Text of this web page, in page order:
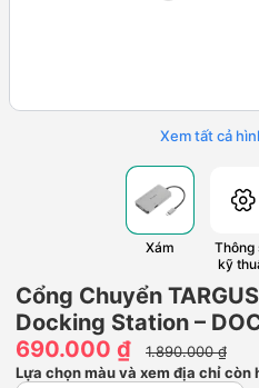
Xem tất cả
Xám
Thông
kỹ
Cổng Chuyển
Docking Station –
690.000 ₫
1.890.000 ₫
Lựa chọn màu và xem địa chỉ còn